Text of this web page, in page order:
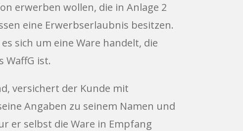
erwerben wollen, die in Anlage 2
eine Erwerbserlaubnis besitzen.
sich um eine Ware handelt, die
WaffG ist.
versichert der Kunde mit
Angaben zu seinem Namen und
er selbst die Ware in Empfang